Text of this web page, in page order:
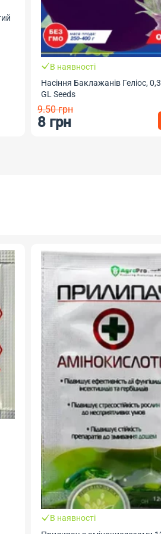
В наявності
Насіння Баклажанів Геліос,
GL Seeds
9.50 грн
8 грн
В наявності